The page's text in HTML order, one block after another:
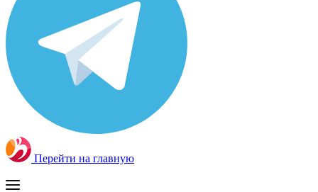
Перейти на главную